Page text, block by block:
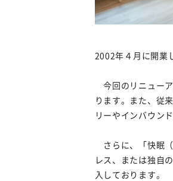
2002年４月に開業
今回のリニュー
ります。また、従
リーやインバウン
さらに、「快眠
レス、または独自
入しております。